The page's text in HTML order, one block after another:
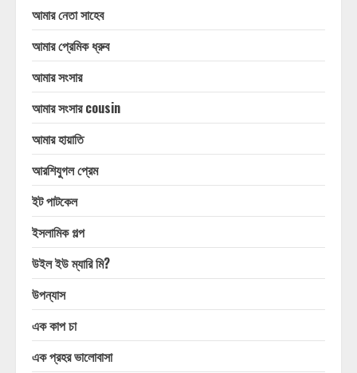
আমার নেতা সাহেব
আমার প্রেমিক ধ্রুব
আমার সংসার
আমার সংসার cousin
আমার হায়াতি
আরশিযুগল প্রেম
ইট পাটকেল
ইসলামিক গল্প
উইল ইউ ম্যারি মি?
উপন্যাস
এক কাপ চা
এক প্রহর ভালোবাসা